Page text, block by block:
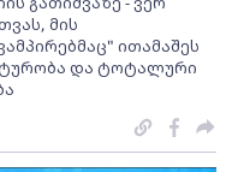
მის
ითამაშეს
და ტოტალური